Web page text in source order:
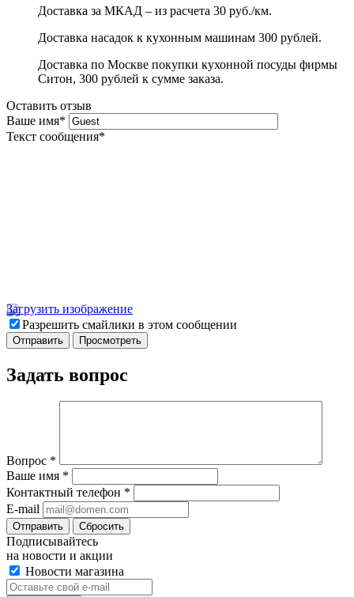
Доставка за МКАД – из расчета 30 руб./км.
Доставка насадок к кухонным машинам 300 рублей.
Доставка по Москве покупки кухонной посуды фирмы
Ситон, 300 рублей к сумме заказа.
Оставить отзыв
Ваше имя*
Текст сообщения*
Загрузить изображение
Разрешить смайлики в этом сообщении
Задать вопрос
Вопрос *
Ваше имя *
Контактный телефон *
E-mail
Отправить Сбросить
Подписывайтесь
на новости и акции
Новости магазина